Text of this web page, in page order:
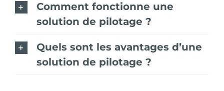
Comment fonctionne une
solution de pilotage ?
Quels sont les avantages d’une
solution de pilotage ?